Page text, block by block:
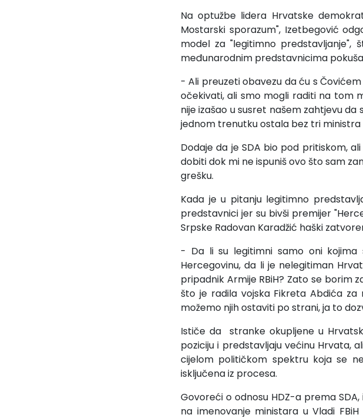
Na optužbe lidera Hrvatske
Mostarski sporazum", Izetbegović
model za "legitimno
međunarodnim predstavnicima
- Ali preuzeti obavezu da ću s
očekivati, ali smo mogli raditi na tom
nije izašao u susret našem zahtjevu da
jednom trenutku ostala bez tri
Dodaje da je SDA bio pod pritiskom,
dobiti dok mi ne ispuniš ovo što sam
grešku.
Kada je u pitanju legitimno
predstavnici jer su bivši premijer
Srpske Radovan Karadžić haški
- Da li su legitimni samo oni
Hercegovinu, da li je nelegitiman
pripadnik Armije RBiH? Zato se borim
što je radila vojska Fikreta Abdića za
možemo njih ostaviti po strani, ja to
Ističe da stranke okupljene u
poziciju i predstavljaju većinu Hrvata,
cijelom političkom spektru koja se
isključena iz procesa.
Govoreći o odnosu HDZ-a prema
na imenovanje ministara u Vladi